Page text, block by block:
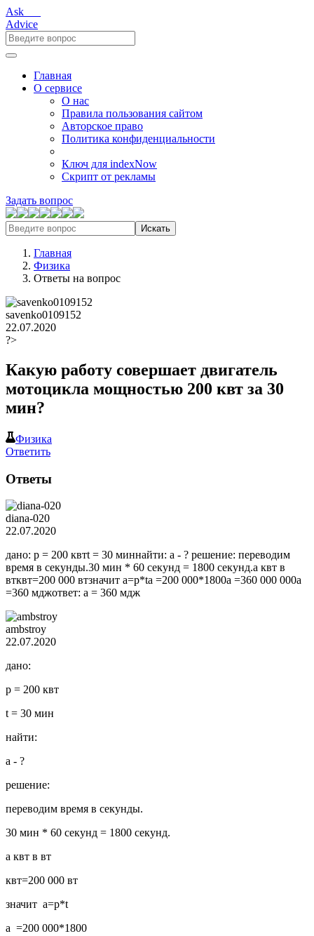
Ask___
Advice
Главная
О сервисе
О нас
Правила пользования сайтом
Авторское право
Политика конфиденциальности
Ключ для indexNow
Скрипт от рекламы
Задать вопрос
Искать
Главная
Физика
Ответы на вопрос
savenko0109152
22.07.2020
?>
Какую работу совершает двигатель
мотоцикла мощностью 200 квт за 30
мин?
Физика
Ответить
Ответы
diana-020
22.07.2020
дано: p = 200 квтt = 30 миннайти: a - ? решение: переводим
время в секунды.30 мин * 60 секунд = 1800 секунд.а квт в
втквт=200 000 втзначит a=p*ta =200 000*1800a =360 000 000a
=360 мджответ: a = 360 мдж
ambstroy
22.07.2020
дано:
p = 200 квт
t = 30 мин
найти:
a - ?
решение:
переводим время в секунды.
30 мин * 60 секунд = 1800 секунд.
а квт в вт
квт=200 000 вт
значит a=p*t
a =200 000*1800